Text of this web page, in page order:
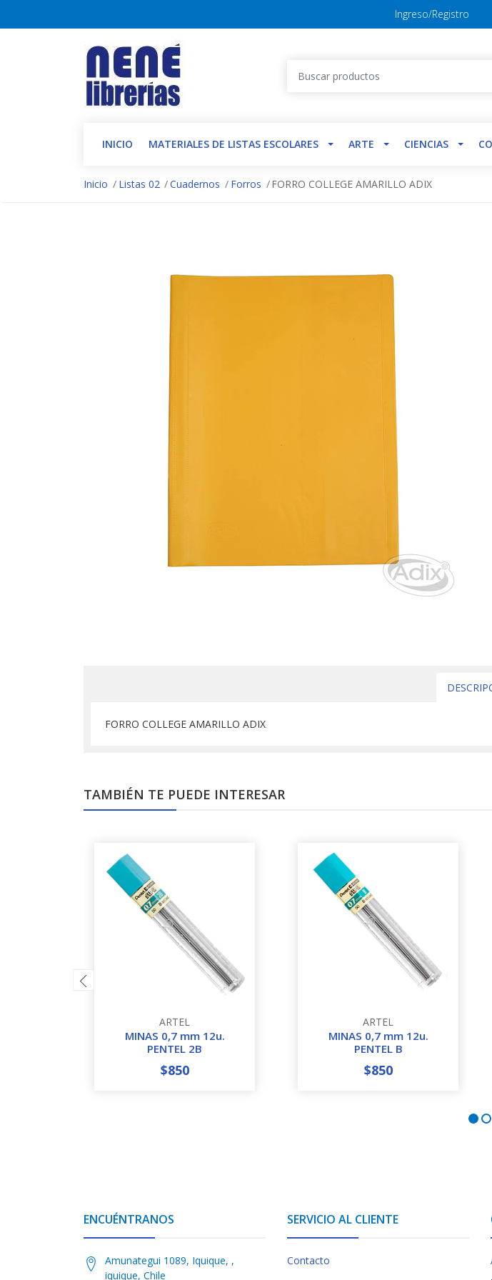
Ingreso/Registro
INICIO MATERIALES DE LISTAS ESCOLARES ARTE CIENCIAS
Inicio Listas 02 Cuadernos Forros FORRO COLLEGE AMARILLO ADIX
FORRO COLLEGE AMARILLO ADIX
TAMBIÉN TE PUEDE INTERESAR
ARTEL
MINAS 0,7 mm 12u.
PENTEL 2B
+
$850
ARTEL
MINAS 0,7 mm 12u.
PENTEL B
+
$850
ENCUÉNTRANOS
Amunategui 1089, Iquique, ,
iquique, Chile
SERVICIO AL CLIENTE
Contacto